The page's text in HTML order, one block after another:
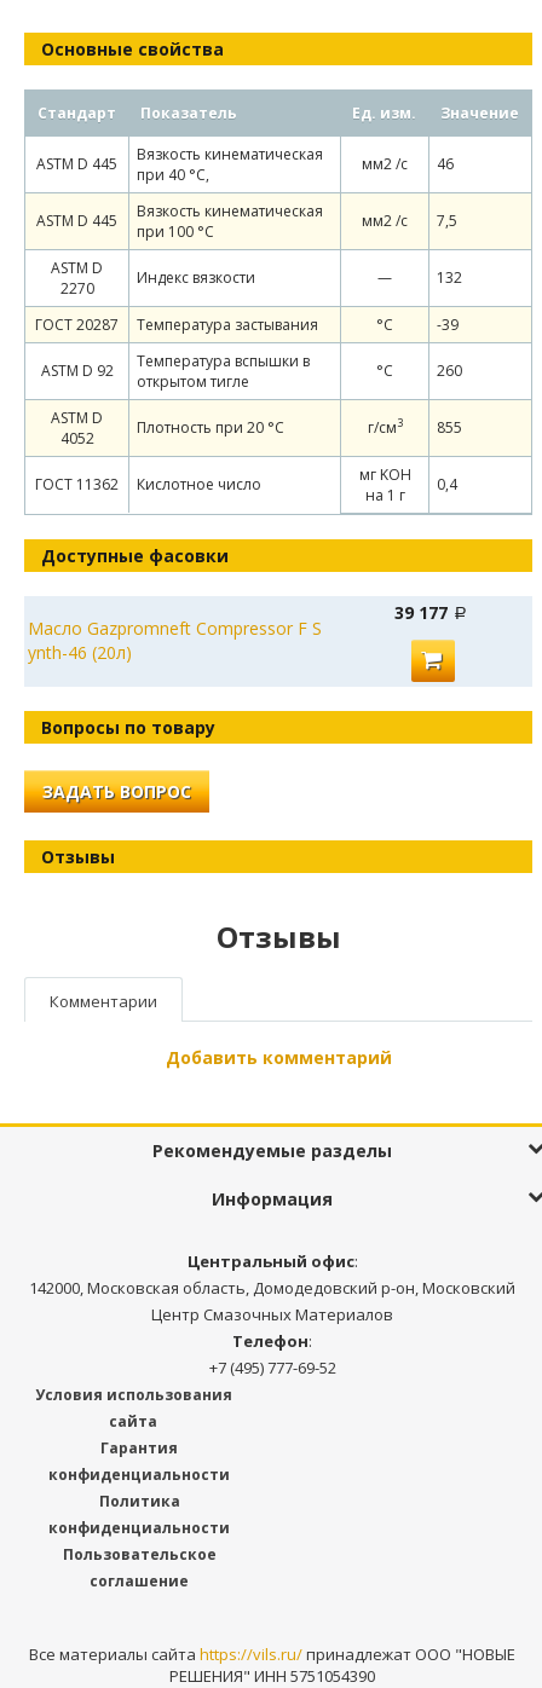
Основные свойства
Стандарт Показатель Ед. изм. Значение
ASTM D 445
Вязкость кинематическая
при 40 °С,
мм2 /с 46
ASTM D 445
Вязкость кинематическая
при 100 °С
мм2 /с 7,5
ASTM D
2270
Индекс вязкости — 132
ГОСТ 20287 Температура застывания °С -39
ASTM D 92
Температура вспышки в
открытом тигле
°C 260
ASTM D
4052
Плотность при 20 °С г/см3 855
ГОСТ 11362 Кислотное число
мг KOH
на 1 г
0,4
Доступные фасовки
Масло Gazpromneft Compressor F S
ynth-46 (20л)
39 177
Вопросы по товару
ЗАДАТЬ ВОПРОС
Отзывы
Отзывы
Комментарии
Добавить комментарий
Рекомендуемые разделы
Информация
Центральный офис:
142000, Московская область, Домодедовский р-он, Московский
Центр Смазочных Материалов
Телефон:
+7 (495) 777-69-52
Условия использования
сайта
Гарантия
конфиденциальности
Политика
конфиденциальности
Пользовательское
соглашение
Все материалы сайта https://vils.ru/принадлежат ООО "НОВЫЕ
РЕШЕНИЯ" ИНН 5751054390